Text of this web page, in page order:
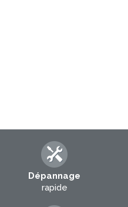
Dépannage
rapide